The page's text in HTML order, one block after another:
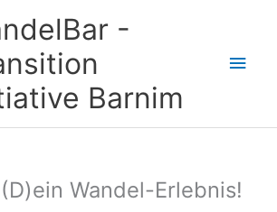
-
Barnim
Wandel-Erlebnis!